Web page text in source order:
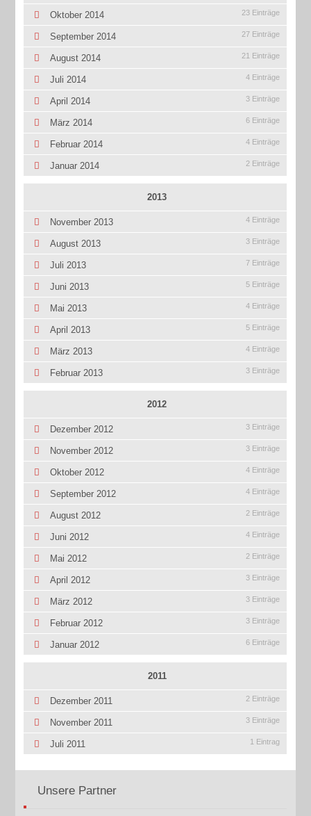
Oktober 2014 23 Einträge
September 2014 27 Einträge
August 2014 21 Einträge
Juli 2014 4 Einträge
April 2014 3 Einträge
März 2014 6 Einträge
Februar 2014 4 Einträge
Januar 2014 2 Einträge
2013
November 2013 4 Einträge
August 2013 3 Einträge
Juli 2013 7 Einträge
Juni 2013 5 Einträge
Mai 2013 4 Einträge
April 2013 5 Einträge
März 2013 4 Einträge
Februar 2013 3 Einträge
2012
Dezember 2012 3 Einträge
November 2012 3 Einträge
Oktober 2012 4 Einträge
September 2012 4 Einträge
August 2012 2 Einträge
Juni 2012 4 Einträge
Mai 2012 2 Einträge
April 2012 3 Einträge
März 2012 3 Einträge
Februar 2012 3 Einträge
Januar 2012 6 Einträge
2011
Dezember 2011 2 Einträge
November 2011 3 Einträge
Juli 2011 1 Eintrag
Unsere Partner